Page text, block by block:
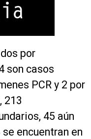
por
son casos
PCR y 2 por
213
45 aún
encuentran en